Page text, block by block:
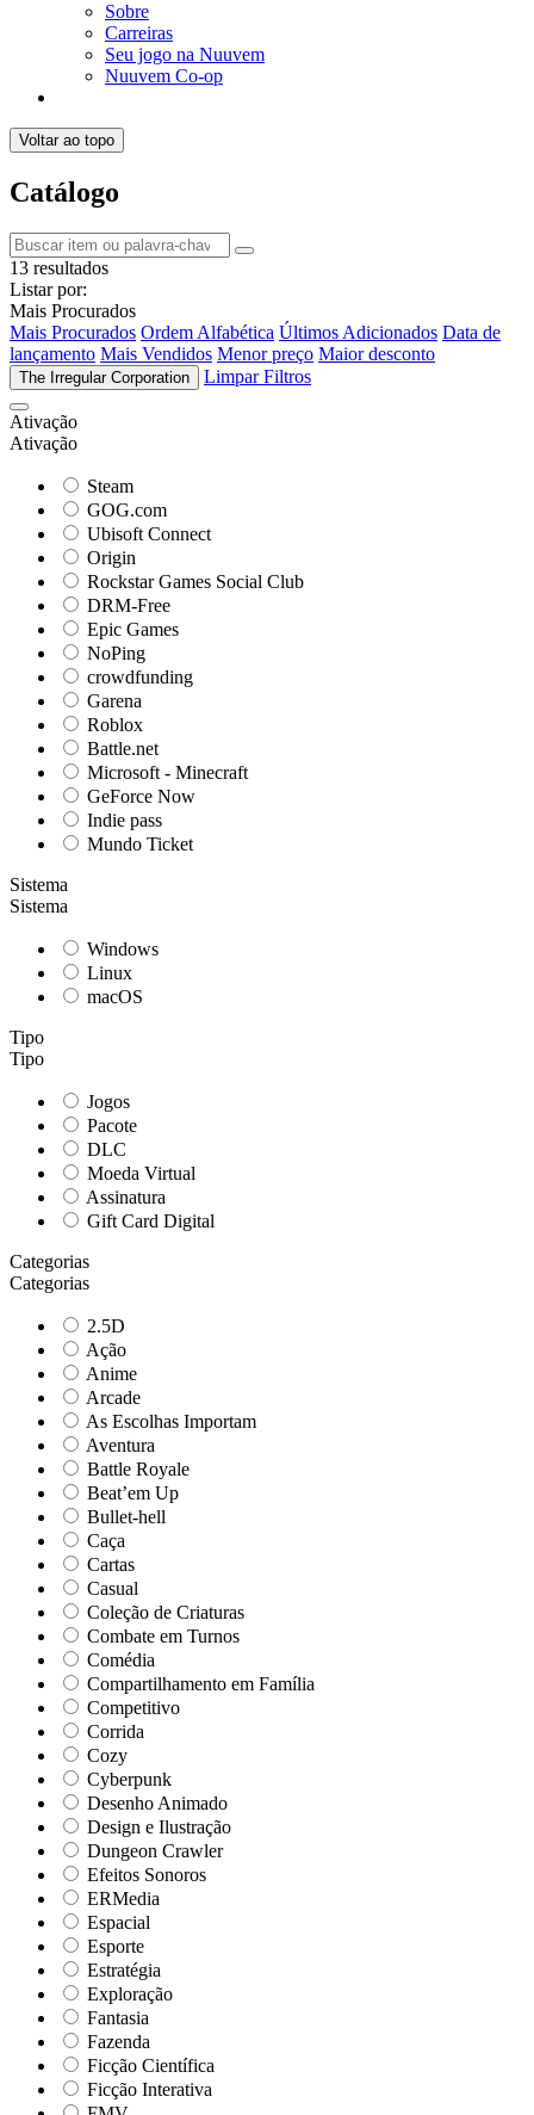
Sobre
Carreiras
Seu jogo na Nuuvem
Nuuvem Co-op
Voltar ao topo
Catálogo
13 resultados
Listar por:
Mais Procurados
Mais Procurados Ordem Alfabética Últimos Adicionados Data de
lançamento Mais Vendidos Menor preço Maior desconto
The Irregular Corporation Limpar Filtros
Ativação
Ativação
Steam
GOG.com
Ubisoft Connect
Origin
Rockstar Games Social Club
DRM-Free
Epic Games
NoPing
crowdfunding
Garena
Roblox
Battle.net
Microsoft - Minecraft
GeForce Now
Indie pass
Mundo Ticket
Sistema
Sistema
Windows
Linux
macOS
Tipo
Tipo
Jogos
Pacote
DLC
Moeda Virtual
Assinatura
Gift Card Digital
Categorias
Categorias
2.5D
Ação
Anime
Arcade
As Escolhas Importam
Aventura
Battle Royale
Beat’em Up
Bullet-hell
Caça
Cartas
Casual
Coleção de Criaturas
Combate em Turnos
Comédia
Compartilhamento em Família
Competitivo
Corrida
Cozy
Cyberpunk
Desenho Animado
Design e Ilustração
Dungeon Crawler
Efeitos Sonoros
ERMedia
Espacial
Esporte
Estratégia
Exploração
Fantasia
Fazenda
Ficção Científica
Ficção Interativa